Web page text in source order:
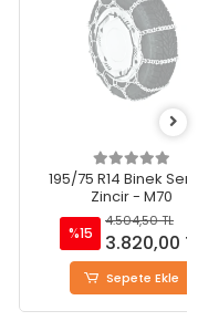
195/75 R14 Binek Serme
Zincir - M70
4.504,50 TL
3.820,00 TL
Sepete Ekle